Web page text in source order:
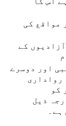
مواقع کی
کے
اور دوسرے
رواداری
کو
ذیل